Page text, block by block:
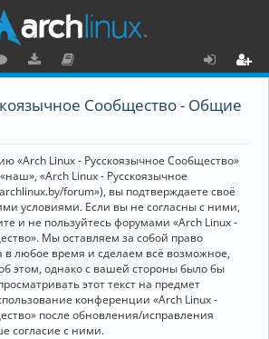
ру
и
ку
е
н
та
ц
и
я
о
Сообщество - Общие
«Arch Linux - Русскоязычное Сообщество»
«Arch Linux - Русскоязычное
forum»), вы подтверждаете своё
условиями. Если вы не согласны с ними,
и не пользуйтесь форумами «Arch Linux -
Мы оставляем за собой право
в любое время и сделаем всё возможное,
этом, однако с вашей стороны было бы
этот текст на предмет
конференции «Arch Linux -
после обновления/исправления
согласие с ними.